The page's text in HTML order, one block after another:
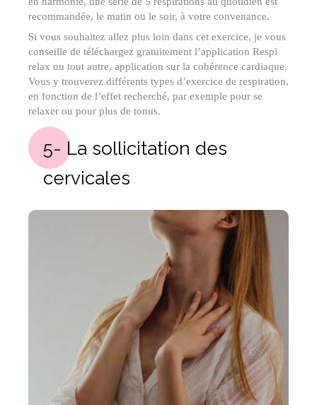
recommandée, le matin ou le soir, à votre convenance.
Si vous souhaitez allez plus loin dans cet exercice, je vous
conseille de téléchargez gratuitement l’application Respi
relax ou tout autre, application sur la cohérence cardiaque.
Vous y trouverez différents types d’exercice de respiration,
en fonction de l’effet recherché, par exemple pour se
relaxer ou pour plus de tonus.
5- La sollicitation des
cervicales